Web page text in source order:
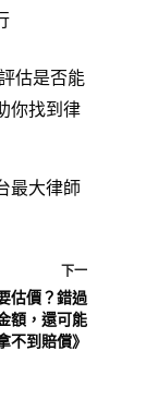
估是否能
你找到律
最大律師
下一
估價？錯過
額，還可能
不到賠償》